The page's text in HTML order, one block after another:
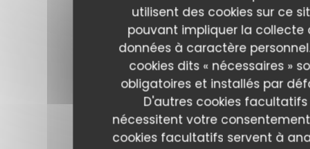
utilisent des cookies sur ce
pouvant impliquer la collecte
données à caractère
cookies dits « nécessaires »
obligatoires et installés par
D'autres cookies facultatifs
nécessitent votre
cookies facultatifs servent à